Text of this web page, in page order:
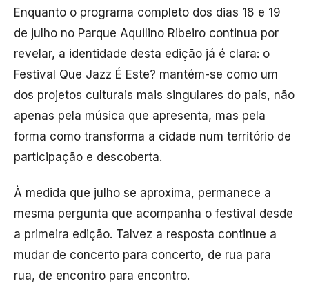
Enquanto o programa completo dos dias 18 e 19
de julho no Parque Aquilino Ribeiro continua por
revelar, a identidade desta edição já é clara: o
Festival Que Jazz É Este? mantém-se como um
dos projetos culturais mais singulares do país, não
apenas pela música que apresenta, mas pela
forma como transforma a cidade num território de
participação e descoberta.
À medida que julho se aproxima, permanece a
mesma pergunta que acompanha o festival desde
a primeira edição. Talvez a resposta continue a
mudar de concerto para concerto, de rua para
rua, de encontro para encontro.